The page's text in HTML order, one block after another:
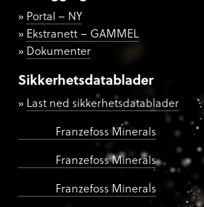
Portal – NY
Ekstranett – GAMMEL
Dokumenter
Sikkerhetsdatablader
Last ned sikkerhetsdatablader
Franzefoss Minerals
Franzefoss Minerals
Franzefoss Minerals